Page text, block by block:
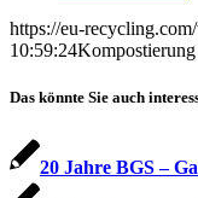
https://eu-
10:59:24
Das könnte Sie auch
20 Jahre BGS –